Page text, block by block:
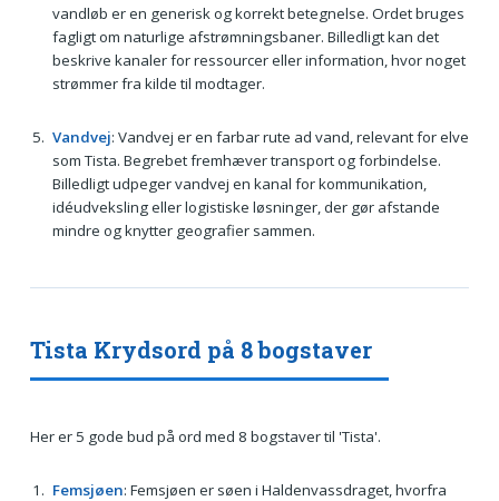
vandløb er en generisk og korrekt betegnelse. Ordet bruges
fagligt om naturlige afstrømningsbaner. Billedligt kan det
beskrive kanaler for ressourcer eller information, hvor noget
strømmer fra kilde til modtager.
Vandvej: Vandvej er en farbar rute ad vand, relevant for elve
som Tista. Begrebet fremhæver transport og forbindelse.
Billedligt udpeger vandvej en kanal for kommunikation,
idéudveksling eller logistiske løsninger, der gør afstande
mindre og knytter geografier sammen.
Tista Krydsord på 8 bogstaver
Her er 5 gode bud på ord med 8 bogstaver til 'Tista'.
Femsjøen: Femsjøen er søen i Haldenvassdraget, hvorfra